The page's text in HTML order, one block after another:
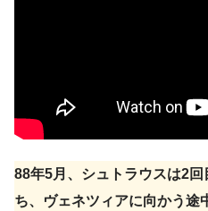
88年5月、シュトラウスは2
ち、ヴェネツィアに向かう途